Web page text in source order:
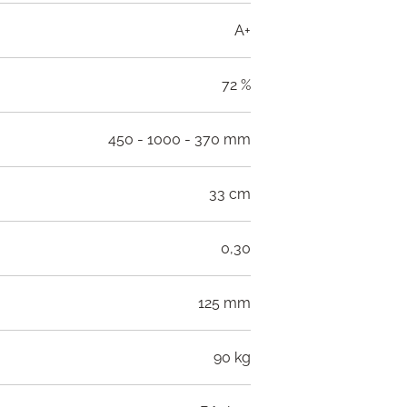
A+
72 %
450 - 1000 - 370 mm
33 cm
0,30
125 mm
90 kg